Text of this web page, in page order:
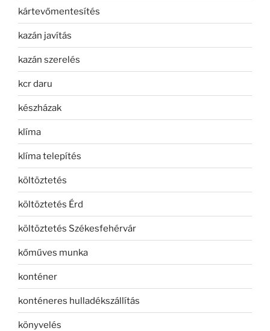
kártevőmentesítés
kazán javítás
kazán szerelés
kcr daru
készházak
klíma
klíma telepítés
költöztetés
költöztetés Érd
költöztetés Székesfehérvár
kőműves munka
konténer
konténeres hulladékszállítás
könyvelés